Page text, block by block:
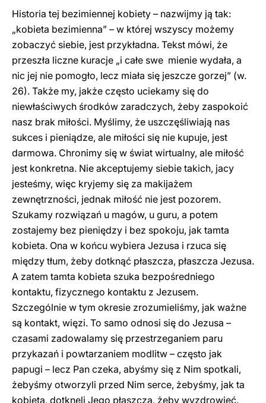
Historia tej bezimiennej kobiety – nazwijmy ją tak:
„kobieta bezimienna” – w której wszyscy możemy
zobaczyć siebie, jest przykładna. Tekst mówi, że
przeszła liczne kuracje „i całe swe mienie wydała, a
nic jej nie pomogło, lecz miała się jeszcze gorzej” (w.
26). Także my, jakże często uciekamy się do
niewłaściwych środków zaradczych, żeby zaspokoić
nasz brak miłości. Myślimy, że uszczęśliwiają nas
sukces i pieniądze, ale miłości się nie kupuje, jest
darmowa. Chronimy się w świat wirtualny, ale miłość
jest konkretna. Nie akceptujemy siebie takich, jacy
jesteśmy, więc kryjemy się za makijażem
zewnętrzności, jednak miłość nie jest pozorem.
Szukamy rozwiązań u magów, u guru, a potem
zostajemy bez pieniędzy i bez spokoju, jak tamta
kobieta. Ona w końcu wybiera Jezusa i rzuca się
między tłum, żeby dotknąć płaszcza, płaszcza Jezusa.
A zatem tamta kobieta szuka bezpośredniego
kontaktu, fizycznego kontaktu z Jezusem.
Szczególnie w tym okresie zrozumieliśmy, jak ważne
są kontakt, więzi. To samo odnosi się do Jezusa –
czasami zadowalamy się przestrzeganiem paru
przykazań i powtarzaniem modlitw – często jak
papugi – lecz Pan czeka, abyśmy się z Nim spotkali,
żebyśmy otworzyli przed Nim serce, żebyśmy, jak ta
kobieta, dotknęli Jego płaszcza, żeby wyzdrowieć.